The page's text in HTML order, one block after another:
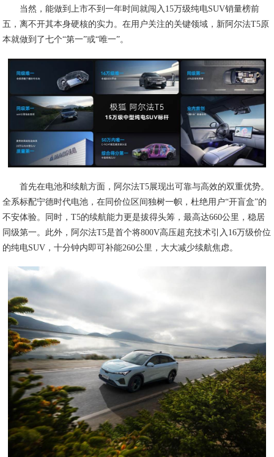
当然，能做到上市不到一年时间就闯入15万级纯电SUV销量榜前
五，离不开其本身硬核的实力。在用户关注的关键领域，新阿尔法T5原
本就做到了七个“第一”或“唯一”。
首先在电池和续航方面，阿尔法T5展现出可靠与高效的双重优势。
全系标配宁德时代电池，在同价位区间独树一帜，杜绝用户“开盲盒”的
不安体验。同时，T5的续航能力更是拔得头筹，最高达660公里，稳居
同级第一。此外，阿尔法T5是首个将800V高压超充技术引入16万级价位
的纯电SUV，十分钟内即可补能260公里，大大减少续航焦虑。